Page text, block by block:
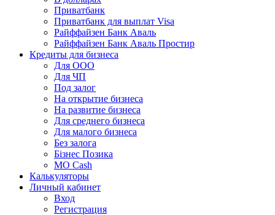
Приватбанк
Приватбанк для выплат Visa
Райффайзен Банк Аваль
Райффайзен Банк Аваль Простир
Кредиты для бизнеса
Для ООО
Для ЧП
Под залог
На открытие бизнеса
На развитие бизнеса
Для среднего бизнеса
Для малого бизнеса
Без залога
Бізнес Позика
MO Cash
Калькуляторы
Личный кабинет
Вход
Регистрация